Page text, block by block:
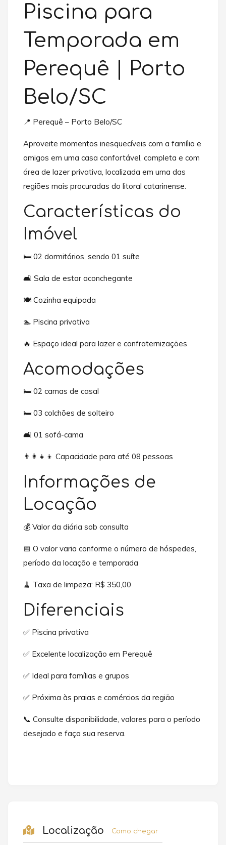
Piscina para
Temporada em
Perequê | Porto
Belo/SC
📍 Perequê – Porto Belo/SC
Aproveite momentos inesquecíveis com a família e
amigos em uma casa confortável, completa e com
área de lazer privativa, localizada em uma das
regiões mais procuradas do litoral catarinense.
Características do
Imóvel
🛏️ 02 dormitórios, sendo 01 suíte
🛋️ Sala de estar aconchegante
🍽️ Cozinha equipada
🏊 Piscina privativa
🔥 Espaço ideal para lazer e confraternizações
Acomodações
🛏️ 02 camas de casal
🛏️ 03 colchões de solteiro
🛋️ 01 sofá-cama
👨‍👩‍👧‍👦 Capacidade para até 08 pessoas
Informações de
Locação
💰 Valor da diária sob consulta
📅 O valor varia conforme o número de hóspedes,
período da locação e temporada
🧹 Taxa de limpeza: R$ 350,00
Diferenciais
✅ Piscina privativa
✅ Excelente localização em Perequê
✅ Ideal para famílias e grupos
✅ Próxima às praias e comércios da região
📞 Consulte disponibilidade, valores para o período
desejado e faça sua reserva.
Localização Como chegar